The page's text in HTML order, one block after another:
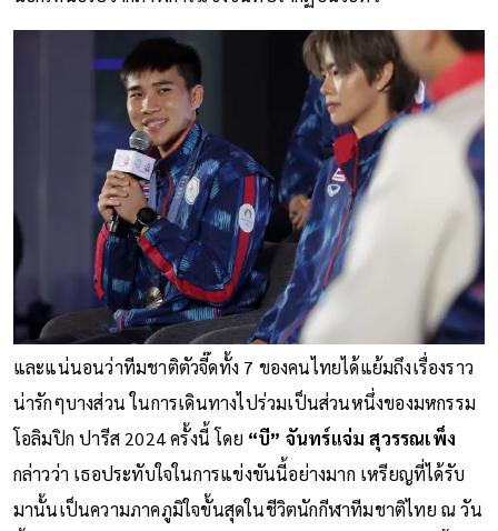
และแน่นอนว่าทีมชาติตัวจี๊ดทั้ง 7 ของคนไทยได้แย้มถึงเรื่องราว
น่ารักๆบางส่วน ในการเดินทางไปร่วมเป็นส่วนหนึ่งของมหกรรม
โอลิมปิก ปารีส 2024 ครั้งนี้ โดย “บี” จันทร์แจ่ม สุวรรณเพ็ง
กล่าวว่า เธอประทับใจในการแข่งขันนี้อย่างมาก เหรียญที่ได้รับ
มานั้นเป็นความภาคภูมิใจขั้นสุดในชีวิตนักกีฬาทีมชาติไทย ณ วัน